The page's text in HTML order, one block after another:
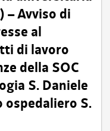
– Avviso di
al
di lavoro
della SOC
S. Daniele
ospedaliero S.